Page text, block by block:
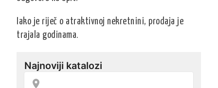
Iako je riječ o atraktivnoj nekretnini, prodaja je
trajala godinama.